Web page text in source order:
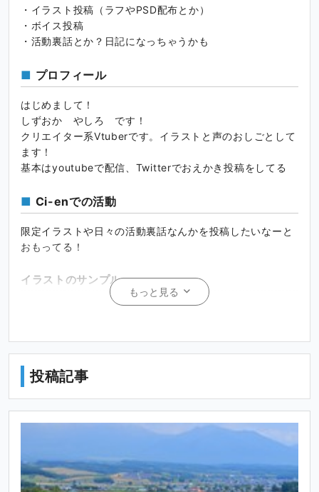
・イラスト投稿（ラフやPSD配布とか）
・ボイス投稿
・活動裏話とか？日記になっちゃうかも
プロフィール
はじめまして！
しずおか やしろ です！
クリエイター系Vtuberです。イラストと声のおしごとして
ます！
基本はyoutubeで配信、Twitterでおえかき投稿をしてる
Ci-enでの活動
限定イラストや日々の活動裏話なんかを投稿したいなーと
おもってる！
イラストのサンプル
こういうイラストをかくよ
せ！
もっと見る
投稿記事